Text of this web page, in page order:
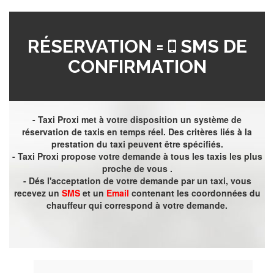
RÉSERVATION =
SMS DE
CONFIRMATION
- Taxi Proxi met à votre disposition un système de
réservation de taxis en temps réel. Des critères liés à la
prestation du taxi peuvent être spécifiés.
- Taxi Proxi propose votre demande à tous les taxis les plus
proche de vous .
- Dés l'acceptation de votre demande par un taxi, vous
recevez un SMSet un Email contenant les coordonnées du
chauffeur qui correspond à votre demande.